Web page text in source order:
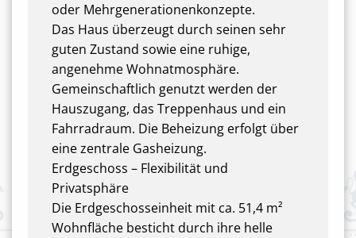
oder Mehrgenerationenkonzepte.
Das Haus überzeugt durch seinen sehr
guten Zustand sowie eine ruhige,
angenehme Wohnatmosphäre.
Gemeinschaftlich genutzt werden der
Hauszugang, das Treppenhaus und ein
Fahrradraum. Die Beheizung erfolgt über
eine zentrale Gasheizung.
Erdgeschoss – Flexibilität und
Privatsphäre
Die Erdgeschosseinheit mit ca. 51,4 m²
Wohnfläche besticht durch ihre helle